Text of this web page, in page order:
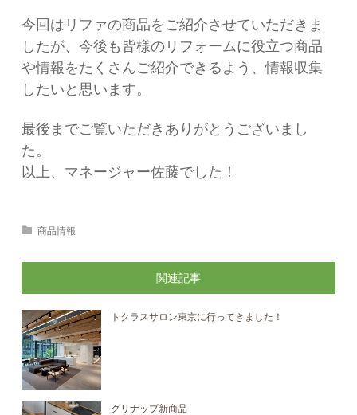
今回はリファの商品をご紹介させていただきま
したが、今後も皆様のリフォームに役立つ商品
や情報をたくさんご紹介できるよう、情報収集
したいと思います。
最後までご覧いただきありがとうございまし
た。
以上、マネージャー佐藤でした！
商品情報
関連記事
トクラスサロン東京に行ってきました！
クリナップ新商品